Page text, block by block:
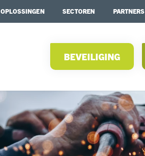
OPLOSSINGEN SECTOREN PARTNERS
BEVEILIGING